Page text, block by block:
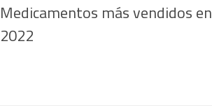
Medicamentos más vendidos en
2022